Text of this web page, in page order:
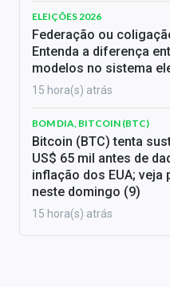
ELEIÇÕES 2026
Federação ou
Entenda a diferença
modelos no sistema
15 hora(s) atrás
BOM DIA, BITCOIN (BTC)
Bitcoin (BTC) tenta
US$ 65 mil antes de
inflação dos EUA;
neste domingo (9)
15 hora(s) atrás